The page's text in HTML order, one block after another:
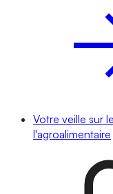
Votre veille sur
l'agroalimentaire